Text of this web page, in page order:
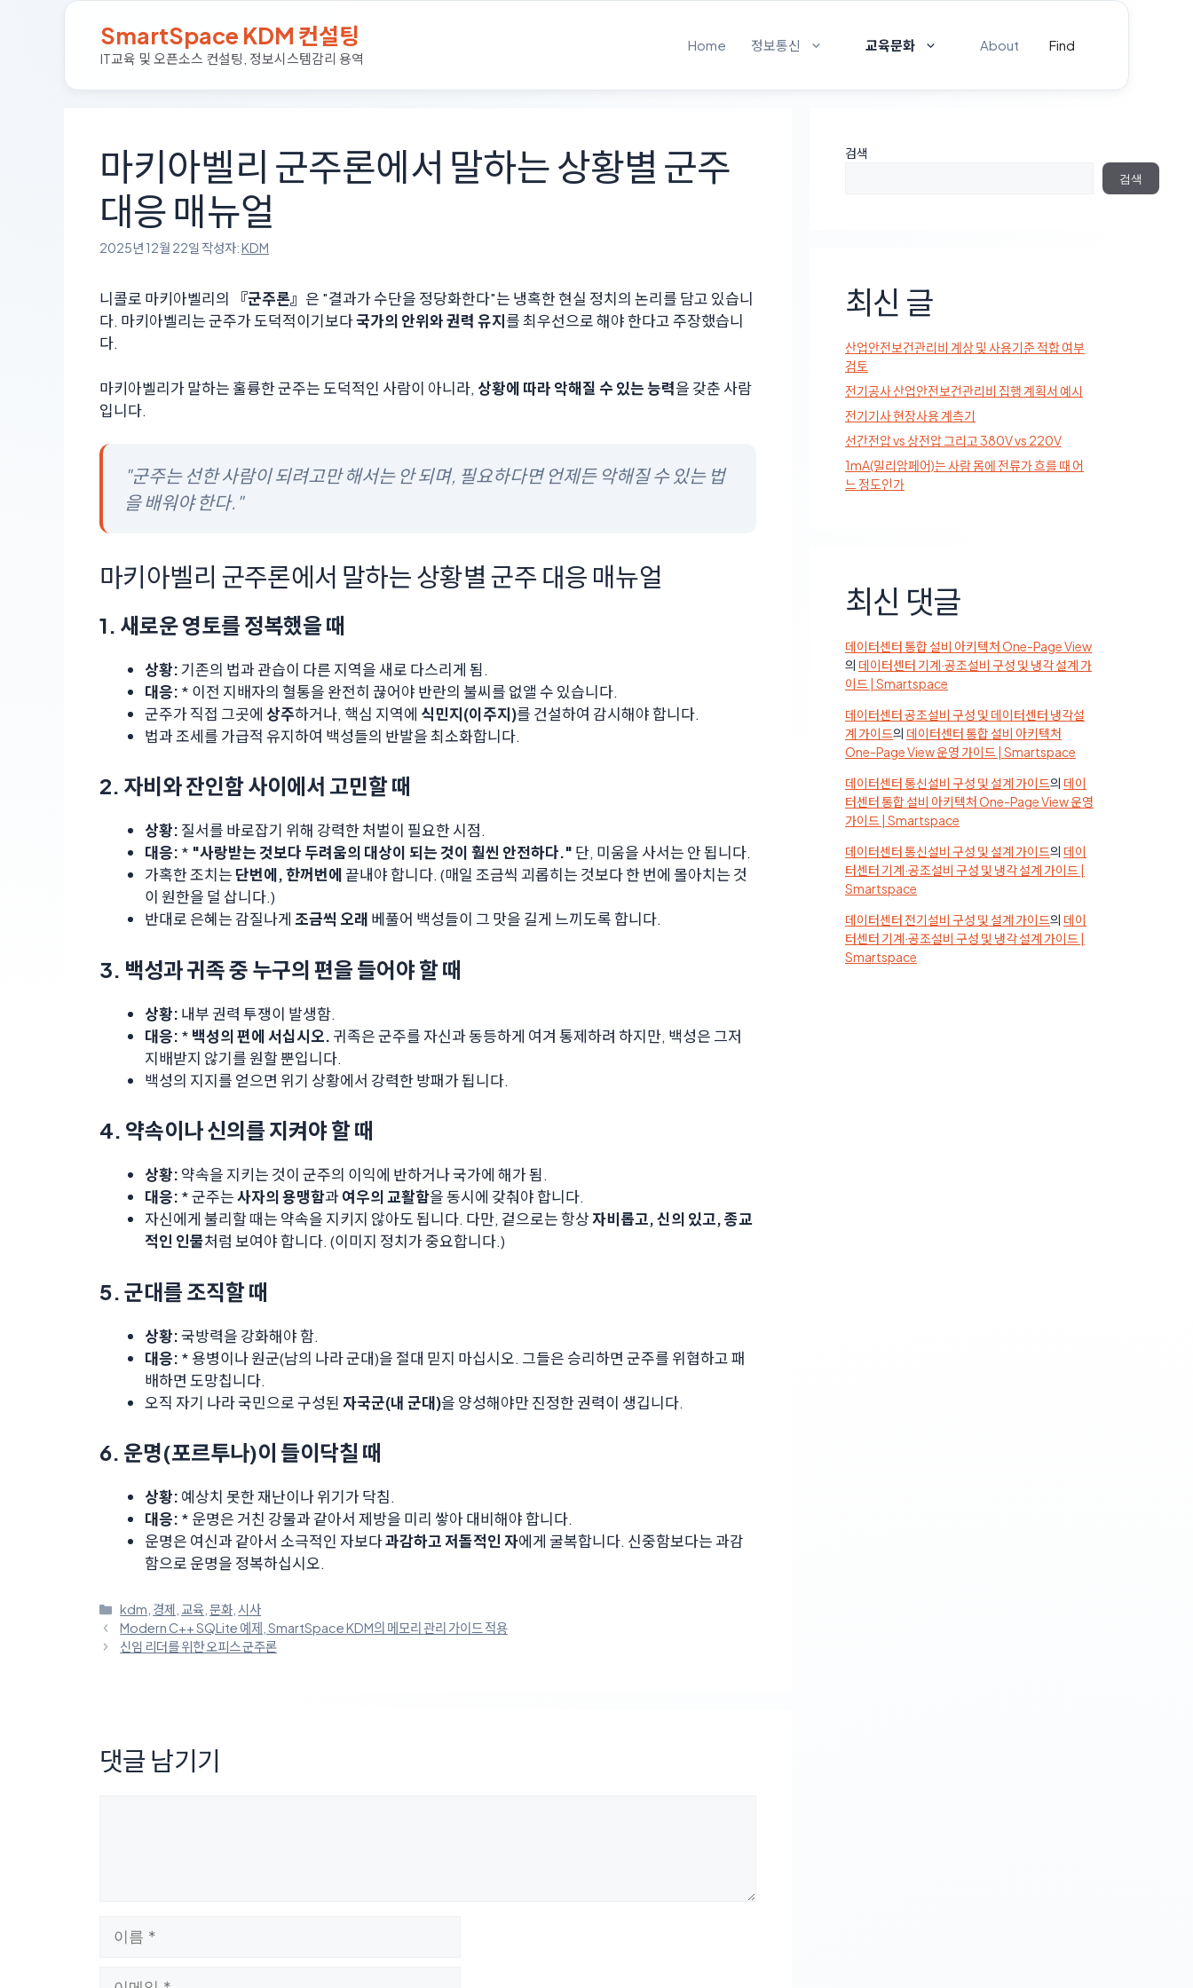
SmartSpace KDM 컨설팅
IT교육 및 오픈소스 컨설팅, 정보시스템감리 용역
Home 정보통신 교육문화 About Find
마키아벨리 군주론에서 말하는 상황별 군주
대응 매뉴얼
2025년 12월 22일 작성자:KDM
니콜로 마키아벨리의 『군주론』 은 "결과가 수단을 정당화한다"는 냉혹한 현실 정치의 논리를 담고 있습니
다. 마키아벨리는 군주가 도덕적이기보다국가의 안위와 권력 유지를 최우선으로 해야 한다고 주장했습니
다.
마키아벨리가 말하는 훌륭한 군주는 도덕적인 사람이 아니라, 상황에 따라 악해질 수 있는 능력을 갖춘 사람
입니다.
"군주는 선한 사람이 되려고만 해서는 안 되며, 필요하다면 언제든 악해질 수 있는 법
을 배워야 한다."
마키아벨리 군주론에서 말하는 상황별 군주 대응 매뉴얼
1. 새로운 영토를 정복했을 때
상황: 기존의 법과 관습이 다른 지역을 새로 다스리게 됨.
대응: * 이전 지배자의 혈통을 완전히 끊어야 반란의 불씨를 없앨 수 있습니다.
군주가 직접 그곳에 상주하거나, 핵심 지역에 식민지(이주지)를 건설하여 감시해야 합니다.
법과 조세를 가급적 유지하여 백성들의 반발을 최소화합니다.
2. 자비와 잔인함 사이에서 고민할 때
상황: 질서를 바로잡기 위해 강력한 처벌이 필요한 시점.
대응: * "사랑받는 것보다 두려움의 대상이 되는 것이 훨씬 안전하다." 단, 미움을 사서는 안 됩니다.
가혹한 조치는 단번에, 한꺼번에 끝내야 합니다. (매일 조금씩 괴롭히는 것보다 한 번에 몰아치는 것
이 원한을 덜 삽니다.)
반대로 은혜는 감질나게 조금씩 오래 베풀어 백성들이 그 맛을 길게 느끼도록 합니다.
3. 백성과 귀족 중 누구의 편을 들어야 할 때
상황: 내부 권력 투쟁이 발생함.
대응: * 백성의 편에 서십시오. 귀족은 군주를 자신과 동등하게 여겨 통제하려 하지만, 백성은 그저
지배받지 않기를 원할 뿐입니다.
백성의 지지를 얻으면 위기 상황에서 강력한 방패가 됩니다.
4. 약속이나 신의를 지켜야 할 때
상황: 약속을 지키는 것이 군주의 이익에 반하거나 국가에 해가 됨.
대응: * 군주는사자의 용맹함과여우의 교활함을 동시에 갖춰야 합니다.
자신에게 불리할 때는 약속을 지키지 않아도 됩니다. 다만, 겉으로는 항상자비롭고, 신의 있고, 종교
적인 인물처럼 보여야 합니다. (이미지 정치가 중요합니다.)
5. 군대를 조직할 때
상황:국방력을 강화해야 함.
대응: * 용병이나 원군(남의 나라 군대)을 절대 믿지 마십시오. 그들은 승리하면 군주를 위협하고 패
배하면 도망칩니다.
오직 자기 나라 국민으로 구성된 자국군(내 군대)을 양성해야만 진정한 권력이 생깁니다.
6. 운명(포르투나)이 들이닥칠 때
상황: 예상치 못한 재난이나 위기가 닥침.
대응: * 운명은 거친 강물과 같아서 제방을 미리 쌓아 대비해야 합니다.
운명은 여신과 같아서 소극적인 자보다과감하고 저돌적인 자에게 굴복합니다. 신중함보다는 과감
함으로 운명을 정복하십시오.
카
테
고
kdm 경제 교육 ,문화 ,시사
Modern C++ SQLite 예제, SmartSpace KDM의 메모리 관리 가이드 적용
신임 리더를 위한 오피스 군주론
댓글 남기기
검색
검색
최신 글
산업안전보건관리비 계상 및 사용기준 적합 여부
검토
전기공사 산업안전보건관리비 집행 계획서 예시
전기기사 현장사용 계측기
선간전압 vs 상전압 그리고 380V vs 220V
1mA(밀리암페어)는 사람 몸에 전류가 흐를 때 어
느 정도인가
최신 댓글
데이터센터 통합 설비 아키텍처 One-Page View
의 데이터센터 기계·공조설비 구성 및 냉각 설계 가
이드 | Smartspace
데이터센터 공조설비 구성 및 데이터센터 냉각설
계 가이드의 데이터센터 통합 설비 아키텍처
One-Page View 운영 가이드 | Smartspace
데이터센터 통신설비 구성 및 설계 가이드의 데이
터센터 통합 설비 아키텍처 One-Page View 운영
가이드 | Smartspace
데이터센터 통신설비 구성 및 설계 가이드의 데이
터센터 기계·공조설비 구성 및 냉각 설계 가이드 |
Smartspace
데이터센터 전기설비 구성 및 설계 가이드의 데이
터센터 기계·공조설비 구성 및 냉각 설계 가이드 |
Smartspace